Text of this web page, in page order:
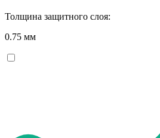
Толщина защитного слоя:
0.75 мм